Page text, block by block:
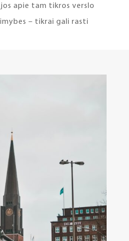
apie tam tikros verslo
– tikrai gali rasti